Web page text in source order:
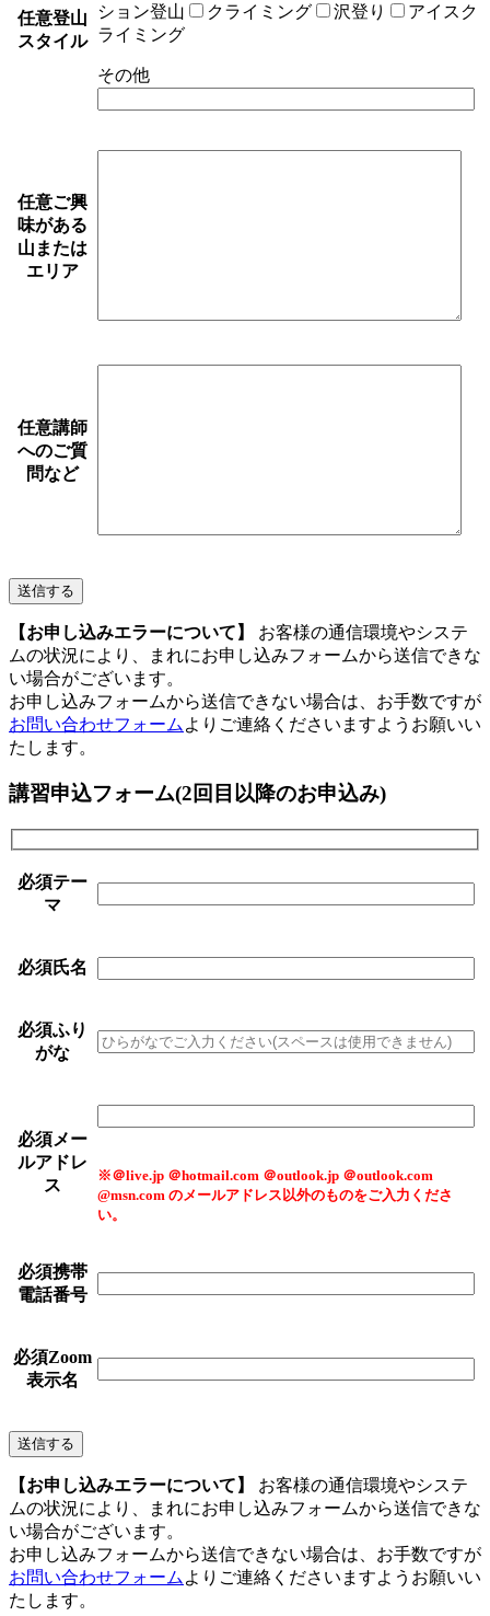
任意登山
スタイル
ション登山
クライミング 沢登り
アイスク
ライミング
その他
任意ご興
味がある
山または
エリア
任意講師
へのご質
問など
【お申し込みエラーについて】
お客様の通信環境やシステ
ムの状況により、まれにお申し込みフォームから送信できな
い場合がございます。
お申し込みフォームから送信できない場合は、お手数ですが
お問い合わせフォーム よりご連絡くださいますようお願いい
たします。
講習申込フォーム(2回目以降のお申込み)
必須テー
マ
必須氏名
必須ふり
がな
必須メー
ルアドレ
ス
※＠live.jp ＠hotmail.com ＠outlook.jp ＠outlook.com
@msn.com のメールアドレス以外のものをご入力くださ
い。
必須携帯
電話番号
必須Zoom
表示名
【お申し込みエラーについて】
お客様の通信環境やシステ
ムの状況により、まれにお申し込みフォームから送信できな
い場合がございます。
お申し込みフォームから送信できない場合は、お手数ですが
お問い合わせフォーム よりご連絡くださいますようお願いい
たします。